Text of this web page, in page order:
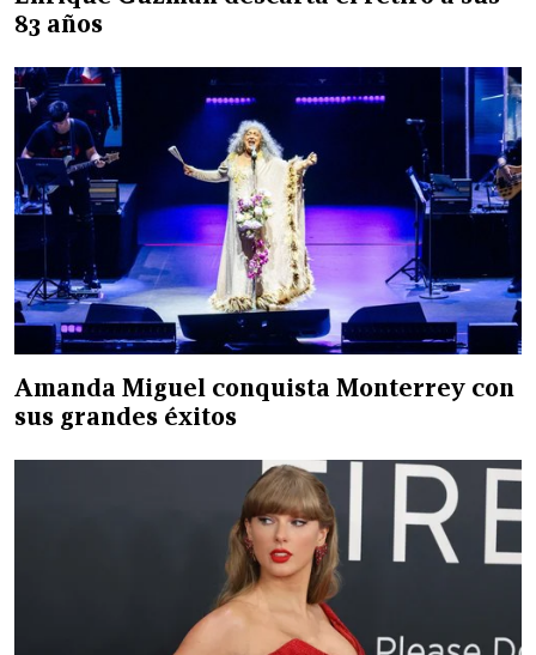
83 años
Amanda Miguel conquista Monterrey con
sus grandes éxitos